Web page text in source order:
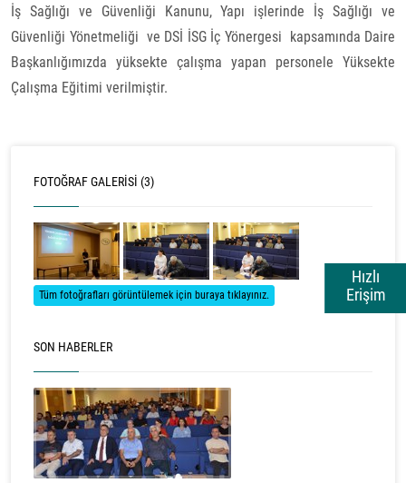
Hızlı
Erişim
İş Sağlığı ve Güvenliği Kanunu, Yapı işlerinde İş Sağlığı ve
Güvenliği Yönetmeliği ve DSİ İSG İç Yönergesi kapsamında Daire
Başkanlığımızda yüksekte çalışma yapan personele Yüksekte
Çalışma Eğitimi verilmiştir.
FOTOĞRAF GALERISI (3)
Tüm fotoğrafları görüntülemek için buraya tıklayınız.
SON HABERLER